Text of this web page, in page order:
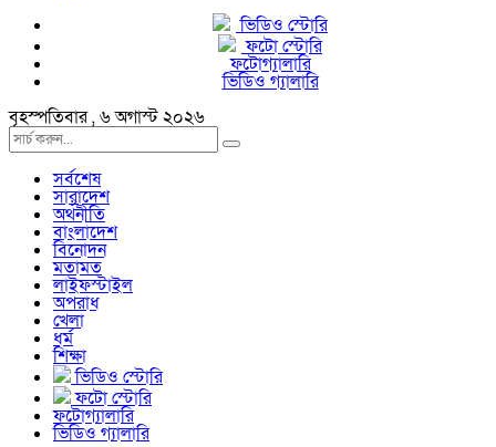
ভিডিও স্টোরি
ফটো স্টোরি
ফটোগ্যালারি
ভিডিও গ্যালারি
বৃহস্পতিবার , ৬ অগাস্ট ২০২৬
সর্বশেষ
সারাদেশ
অর্থনীতি
বাংলাদেশ
বিনোদন
মতামত
লাইফস্টাইল
অপরাধ
খেলা
ধর্ম
শিক্ষা
ভিডিও স্টোরি
ফটো স্টোরি
ফটোগ্যালারি
ভিডিও গ্যালারি